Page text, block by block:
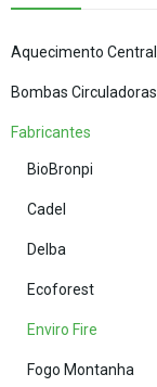
Aquecimento Central
Bombas Circuladoras
Fabricantes
BioBronpi
Cadel
Delba
Ecoforest
Enviro Fire
Fogo Montanha